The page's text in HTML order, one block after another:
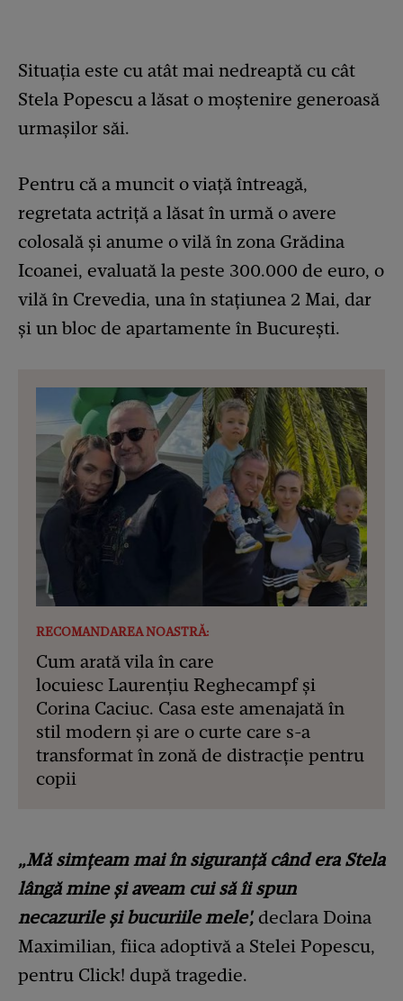
Situația este cu atât mai nedreaptă cu cât
Stela Popescu a lăsat o moștenire generoasă
urmașilor săi.
Pentru că a muncit o viață întreagă,
regretata actriță a lăsat în urmă o avere
colosală și anume o vilă în zona Grădina
Icoanei, evaluată la peste 300.000 de euro, o
vilă în Crevedia, una în stațiunea 2 Mai, dar
și un bloc de apartamente în București.
RECOMANDAREA NOASTRĂ:
Cum arată vila în care
locuiesc Laurențiu Reghecampf și
Corina Caciuc. Casa este amenajată în
stil modern și are o curte care s-a
transformat în zonă de distracție pentru
copii
„Mă simţeam mai în siguranţă când era Stela
lângă mine şi aveam cui să îi spun
necazurile şi bucuriile mele', declara Doina
Maximilian, fiica adoptivă a Stelei Popescu,
pentru Click! după tragedie.